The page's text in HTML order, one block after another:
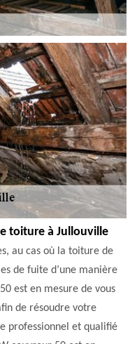
toiture à Jullouville
au cas où la toiture de
de fuite d’une manière
est en mesure de vous
de résoudre votre
professionnel et qualifié